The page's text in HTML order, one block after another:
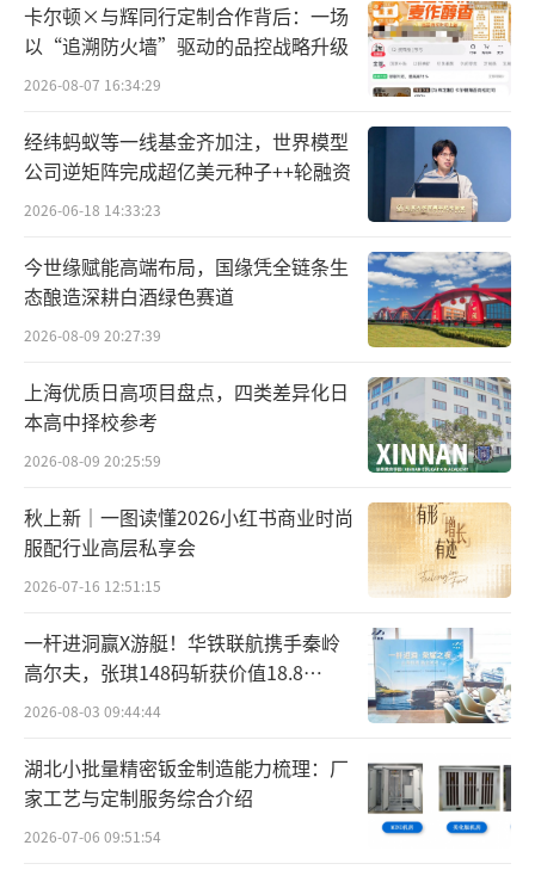
卡尔顿×与辉同行定制合作背后：一场
以“追溯防火墙”驱动的品控战略升级
2026-08-07 16:34:29
经纬蚂蚁等一线基金齐加注，世界模型
公司逆矩阵完成超亿美元种子++轮融资
2026-06-18 14:33:23
今世缘赋能高端布局，国缘凭全链条生
态酿造深耕白酒绿色赛道
2026-08-09 20:27:39
上海优质日高项目盘点，四类差异化日
本高中择校参考
2026-08-09 20:25:59
秋上新｜一图读懂2026小红书商业时尚
服配行业高层私享会
2026-07-16 12:51:15
一杆进洞赢X游艇！华铁联航携手秦岭
高尔夫，张琪148码斩获价值18.8
万“十年豪华新能源智能游艇出海权
2026-08-03 09:44:44
湖北小批量精密钣金制造能力梳理：厂
家工艺与定制服务综合介绍
2026-07-06 09:51:54